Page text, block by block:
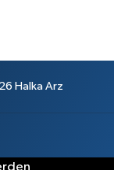
Halka Arz